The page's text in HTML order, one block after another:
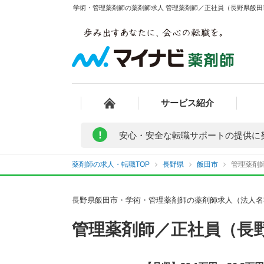
学術・管理薬剤師の薬剤師求人 管理薬剤師／正社員（長野県
サービス紹介
! 安心・安全な転職サポートの提供に
薬剤師の求人・転職TOP 長野県 飯田市 管理薬剤
長野県飯田市・学術・管理薬剤師の薬剤師求人（法人
管理薬剤師／正社員（